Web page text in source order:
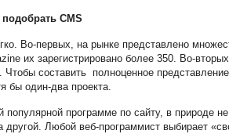
CMS
Во-первых, на рынке представлено
их зарегистрировано более 350. Во-
Чтобы составить полноценное
бы один-два проекта.
программе по сайту, в природе
другой. Любой веб-программист выбирает